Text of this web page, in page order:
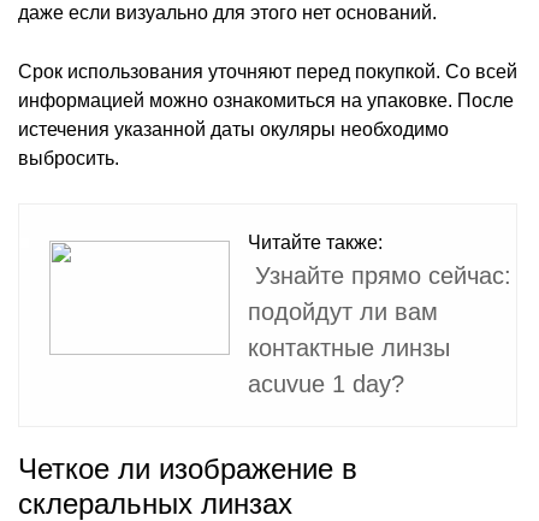
даже если визуально для этого нет оснований.
Срок использования уточняют перед покупкой. Со всей
информацией можно ознакомиться на упаковке. После
истечения указанной даты окуляры необходимо
выбросить.
Читайте также:
Узнайте прямо сейчас:
подойдут ли вам
контактные линзы
acuvue 1 day?
Четкое ли изображение в
склеральных линзах